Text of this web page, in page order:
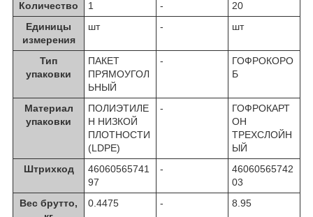
Количество
1 -
20
Единицы
измерения
шт - шт
Тип
упаковки
ПАКЕТ
ПРЯМОУГОЛ
ЬНЫЙ
-
ГОФРОКОРО
Б
Материал
упаковки
ПОЛИЭТИЛЕ
Н НИЗКОЙ
ПЛОТНОСТИ
(LDPE)
-
ГОФРОКАРТ
ОН
ТРЕХСЛОЙН
ЫЙ
Штрихкод
46060565741
97
-
46060565742
03
Вес брутто,
0.4475 - 8.95